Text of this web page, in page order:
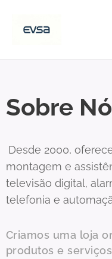
Sobre
Desde 2000,
montagem e
televisão digital,
telefonia e
Criamos uma loja
produtos e